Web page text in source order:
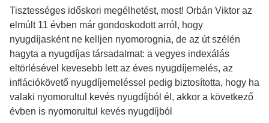
Tisztességes időskori megélhetést, most! Orbán Viktor az
elmúlt 11 évben már gondoskodott arról, hogy
nyugdíjasként ne kelljen nyomorognia, de az út szélén
hagyta a nyugdíjas társadalmat: a vegyes indexálás
eltörlésével kevesebb lett az éves nyugdíjemelés, az
inflációkövető nyugdíjemeléssel pedig biztosította, hogy ha
valaki nyomorultul kevés nyugdíjból él, akkor a következő
évben is nyomorultul kevés nyugdíjból